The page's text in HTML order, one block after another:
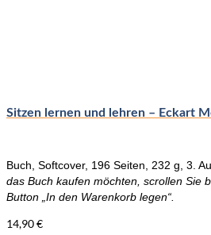
Sitzen lernen und lehren – Eckart
Buch, Softcover, 196 Seiten, 232 g, 3.
das Buch kaufen möchten, scrollen Sie
Button „In den Warenkorb legen“.
14,90€